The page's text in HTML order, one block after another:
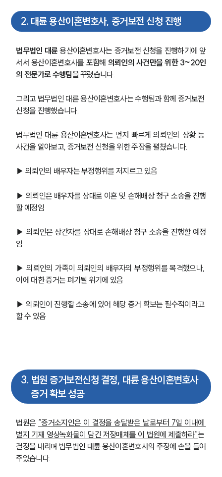
2. 대륜 용산이혼변호사, 증거보전 신청 진행
법무법인 대륜 용산이혼변호사는 증거보전 신청을 진행하기에 앞
서서 용산이혼변호사를 포함해 의뢰인의 사건만을 위한 3~20인
의 전문가로 수행팀을 꾸렸습니다.
그리고 법무법인 대륜 용산이혼변호사는 수행팀과 함께 증거보전
신청을 진행했습니다.
법무법인 대륜 용산이혼변호사는 먼저 빠르게 의뢰인의 상황 등
사건을 알아보고, 증거보전 신청을 위한 주장을 펼쳤습니다.
▶ 의뢰인의 배우자는 부정행위를 저지르고 있음
▶ 의뢰인은 배우자를 상대로 이혼 및 손해배상 청구 소송을 진행
할 예정임
▶ 의뢰인은 상간자를 상대로 손해배상 청구 소송을 진행할 예정
임
▶ 의뢰인의 가족이 의뢰인의 배우자의 부정행위를 목격했으나,
이에 대한 증거는 폐기될 위기에 있음
▶ 의뢰인이 진행할 소송에 있어 해당 증거 확보는 필수적이라고
할 수 있음
3. 법원 증거보전신청 결정, 대륜 용산이혼변호사
증거 확보 성공
법원은 “증거소지인은 이 결정을 송달받은 날로부터 7일 이내에
별지 기재 영상녹화물이 담긴 저장매체를 이 법원에 제출하라”는
결정을 내리며 법무법인 대륜 용산이혼변호사의 주장에 손을 들어
주었습니다.